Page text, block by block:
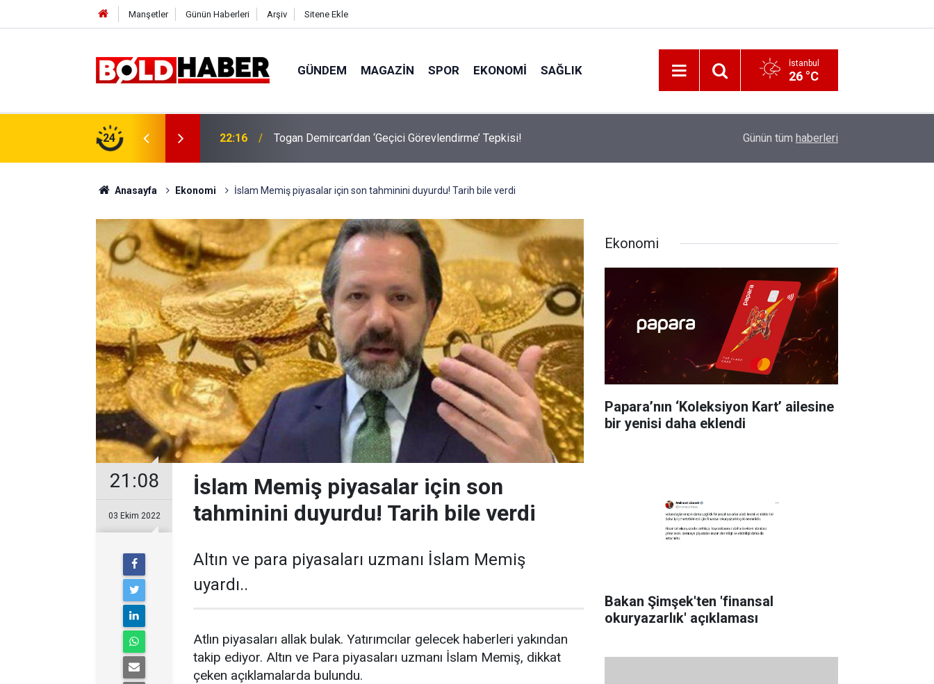
Manşetler Günün Haberleri Arşiv Sitene Ekle
GÜNDEM MAGAZIN SPOR EKONOMI SAĞLIK İstanbul
26 °C
24 19:32 Sıcak Havalarda Ödem Şikayetini Hafife Almayın! İzmir 112’de Kan Donduran İddialar!
Günün tüm haberleri
Anasayfa Ekonomi İslam Memiş piyasalar için son tahminini duyurdu! Tarih bile verdi
21:08
03 Ekim 2022
İslam Memiş piyasalar için son
tahminini duyurdu! Tarih bile verdi
Altın ve para piyasaları uzmanı İslam Memiş
uyardı..
Atlın piyasaları allak bulak. Yatırımcılar gelecek haberleri yakından
takip ediyor. Altın ve Para piyasaları uzmanı İslam Memiş, dikkat
çeken açıklamalarda bulundu.
Ekonomi
Papara’nın ‘Koleksiyon Kart’ ailesine
bir yenisi daha eklendi
Bakan Şimşek'ten 'finansal
okuryazarlık' açıklaması